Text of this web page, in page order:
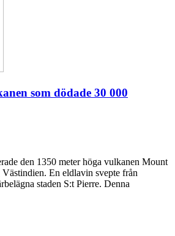
som dödade 30 000
den 1350 meter höga vulkanen Mount
En eldlavin svepte från
staden S:t Pierre. Denna